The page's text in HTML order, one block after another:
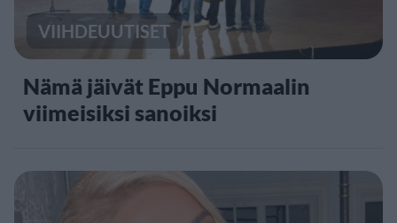
VIIHDEUUTISET
Nämä jäivät Eppu Normaalin
viimeisiksi sanoiksi